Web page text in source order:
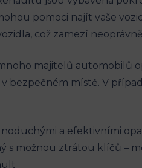
pomoci ⁢najít vaše
​což zamezí
majitelů
​bezpečném místě.‍ V
a efektivními
s možnou ‌ztrátou klíčů –